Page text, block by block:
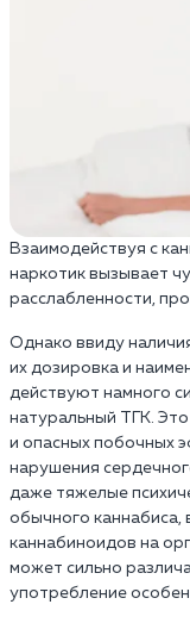
Взаимодействуя с
наркотик вызывает
расслабленности,
Однако ввиду
их дозировка и
действуют намного
натуральный ТГК.
и опасных побочных
нарушения
даже тяжелые
обычного каннабиса,
каннабиноидов на
может сильно
употребление